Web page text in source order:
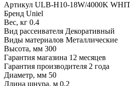
Артикул ULB-H10-18W/4000K
Бренд Uniel
Вес, кг 0.4
Вид рассеивателя Декоративный
Виды материалов Металлические
Высота, мм 300
Гарантия магазина 12 месяцев
Гарантия производителя 2 года
Диаметр, мм 50
Длина шнура, м 0.2